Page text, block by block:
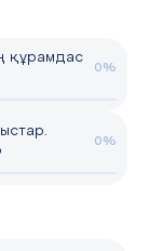
құрамдас
0%
0%